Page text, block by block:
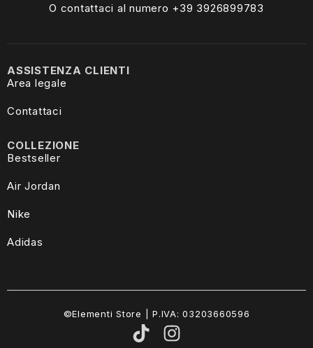
O contattaci al numero +39 3926899783
COLLEZIONE
Bestseller
Air Jordan
Nike
Adidas
ASSISTENZA CLIENTI
Area legale
Contattaci
©Elementi Store | P.IVA: 03203660596